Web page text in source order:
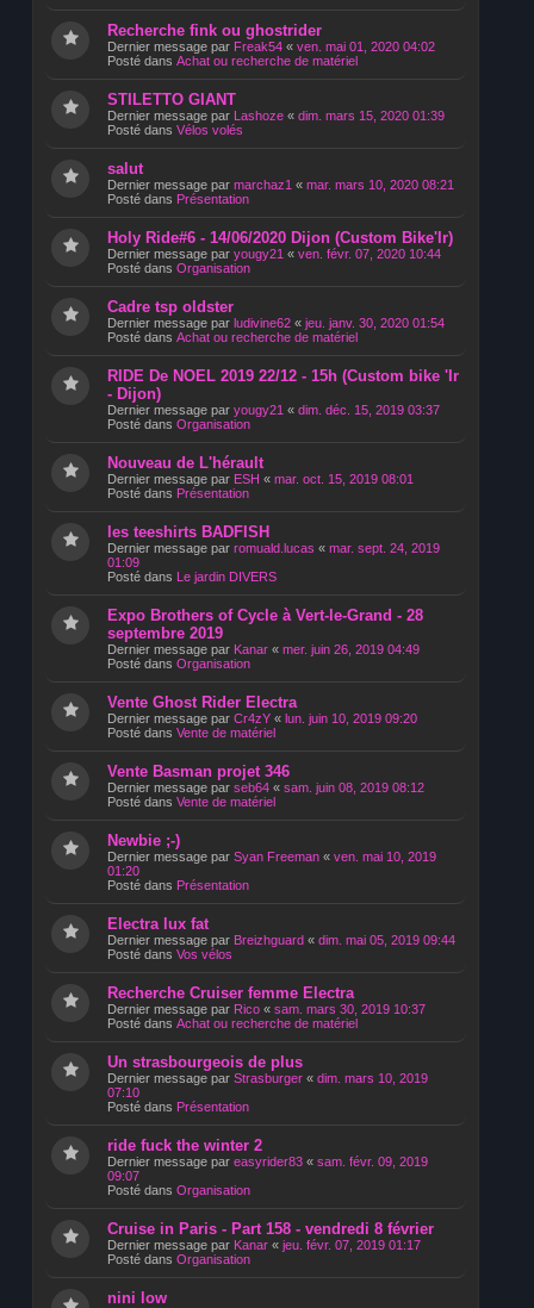
Recherche fink ou ghostrider
Dernier message par Freak54 « ven. mai 01, 2020 04:02
Posté dans Achat ou recherche de matériel
STILETTO GIANT
Dernier message par Lashoze « dim. mars 15, 2020 01:39
Posté dans Vélos volés
salut
Dernier message par marchaz1 « mar. mars 10, 2020 08:21
Posté dans Présentation
Holy Ride#6 - 14/06/2020 Dijon (Custom Bike'Ir)
Dernier message par yougy21 « ven. févr. 07, 2020 10:44
Posté dans Organisation
Cadre tsp oldster
Dernier message par ludivine62 « jeu. janv. 30, 2020 01:54
Posté dans Achat ou recherche de matériel
RIDE De NOEL 2019 22/12 - 15h (Custom bike 'Ir
- Dijon)
Dernier message par yougy21 « dim. déc. 15, 2019 03:37
Posté dans Organisation
Nouveau de L'hérault
Dernier message par ESH « mar. oct. 15, 2019 08:01
Posté dans Présentation
les teeshirts BADFISH
Dernier message par romuald.lucas « mar. sept. 24, 2019
01:09
Posté dans Le jardin DIVERS
Expo Brothers of Cycle à Vert-le-Grand - 28
septembre 2019
Dernier message par Kanar « mer. juin 26, 2019 04:49
Posté dans Organisation
Vente Ghost Rider Electra
Dernier message par Cr4zY « lun. juin 10, 2019 09:20
Posté dans Vente de matériel
Vente Basman projet 346
Dernier message par seb64 « sam. juin 08, 2019 08:12
Posté dans Vente de matériel
Newbie ;-)
Dernier message par Syan Freeman « ven. mai 10, 2019
01:20
Posté dans Présentation
Electra lux fat
Dernier message par Breizhguard « dim. mai 05, 2019 09:44
Posté dans Vos vélos
Recherche Cruiser femme Electra
Dernier message par Rico « sam. mars 30, 2019 10:37
Posté dans Achat ou recherche de matériel
Un strasbourgeois de plus
Dernier message par Strasburger « dim. mars 10, 2019
07:10
Posté dans Présentation
ride fuck the winter 2
Dernier message par easyrider83 « sam. févr. 09, 2019
09:07
Posté dans Organisation
Cruise in Paris - Part 158 - vendredi 8 février
Dernier message par Kanar « jeu. févr. 07, 2019 01:17
Posté dans Organisation
nini low